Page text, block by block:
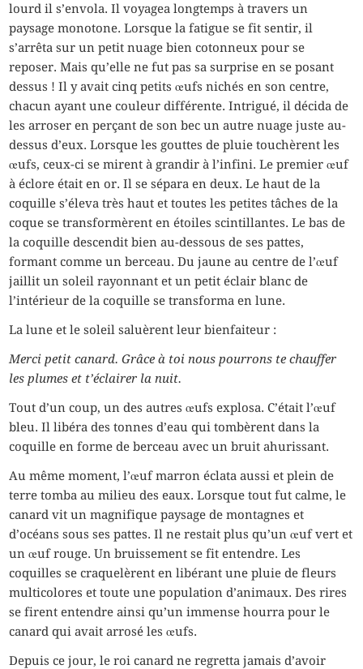
lourd il s’envola. Il voyagea longtemps à travers un
paysage monotone. Lorsque la fatigue se fit sentir, il
s’arrêta sur un petit nuage bien cotonneux pour se
reposer. Mais qu’elle ne fut pas sa surprise en se posant
dessus ! Il y avait cinq petits œufs nichés en son centre,
chacun ayant une couleur différente. Intrigué, il décida de
les arroser en perçant de son bec un autre nuage juste au-
dessus d’eux. Lorsque les gouttes de pluie touchèrent les
œufs, ceux-ci se mirent à grandir à l’infini. Le premier œuf
à éclore était en or. Il se sépara en deux. Le haut de la
coquille s’éleva très haut et toutes les petites tâches de la
coque se transformèrent en étoiles scintillantes. Le bas de
la coquille descendit bien au-dessous de ses pattes,
formant comme un berceau. Du jaune au centre de l’œuf
jaillit un soleil rayonnant et un petit éclair blanc de
l’intérieur de la coquille se transforma en lune.
La lune et le soleil saluèrent leur bienfaiteur :
Merci petit canard. Grâce à toi nous pourrons te chauffer
les plumes et t’éclairer la nuit.
Tout d’un coup, un des autres œufs explosa. C’était l’œuf
bleu. Il libéra des tonnes d’eau qui tombèrent dans la
coquille en forme de berceau avec un bruit ahurissant.
Au même moment, l’œuf marron éclata aussi et plein de
terre tomba au milieu des eaux. Lorsque tout fut calme, le
canard vit un magnifique paysage de montagnes et
d’océans sous ses pattes. Il ne restait plus qu’un œuf vert et
un œuf rouge. Un bruissement se fit entendre. Les
coquilles se craquelèrent en libérant une pluie de fleurs
multicolores et toute une population d’animaux. Des rires
se firent entendre ainsi qu’un immense hourra pour le
canard qui avait arrosé les œufs.
Depuis ce jour, le roi canard ne regretta jamais d’avoir